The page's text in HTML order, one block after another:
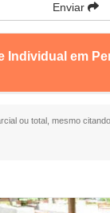
Enviar
Individual em
ou total, mesmo